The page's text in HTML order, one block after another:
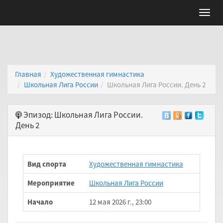
Главная
Художественная гимнастика
Школьная Лига России
Школьная Лига России. День 2
Эпизод: Школьная Лига России.
День 2
Вид спорта
Художественная гимнастика
Мероприятие
Школьная Лига России
Начало
12 мая 2026 г., 23:00